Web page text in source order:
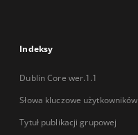
Indeksy
Dublin Core wer.1.1
Słowa kluczowe użytkowników
Tytuł publikacji grupowej